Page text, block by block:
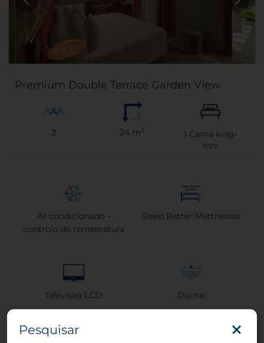
Premium Double Terrace Garden View
2 24 m² 1 Cama king-
size
Ar condicionado -
controlo de temperatura
Sleep Better Mattresses
Televisão LCD Duche
Pesquisar